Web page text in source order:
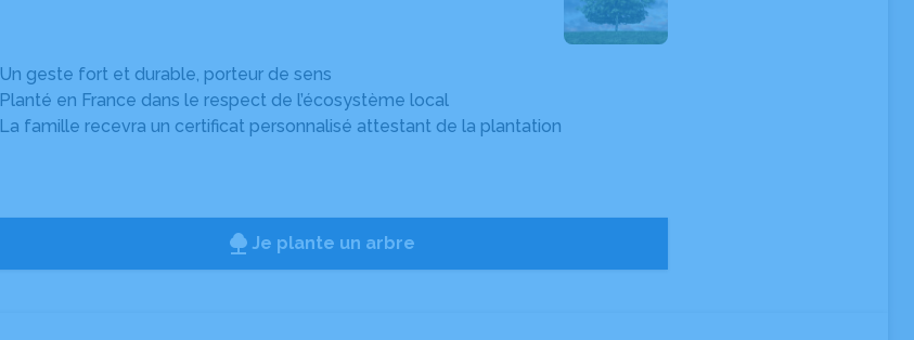
Un geste fort et durable, porteur de sens
Planté en France dans le respect de l’écosystème local
La famille recevra un certificat personnalisé attestant de la plantation
Je plante un arbre